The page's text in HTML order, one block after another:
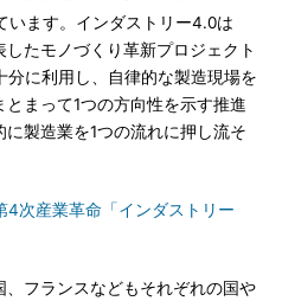
います。インダストリー4.0は
たモノづくり革新プロジェクト
に利用し、自律的な製造現場を
まって1つの方向性を示す推進
製造業を1つの流れに押し流そ
4次産業革命「インダストリー
フランスなどもそれぞれの国や